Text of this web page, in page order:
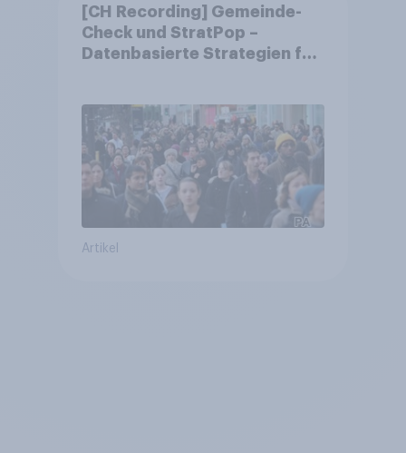
[CH Recording] Gemeinde-
Check und StratPop –
Datenbasierte Strategien für
Artikel